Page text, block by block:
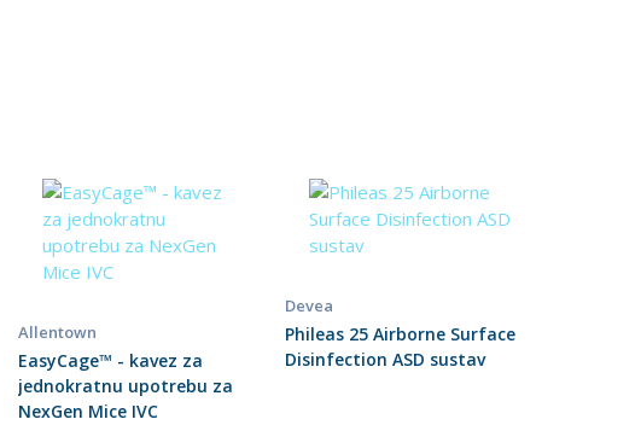
Allentown
EasyCage™ - kavez za
jednokratnu upotrebu za
NexGen Mice IVC
Devea
Phileas 25 Airborne Surface
Disinfection ASD sustav